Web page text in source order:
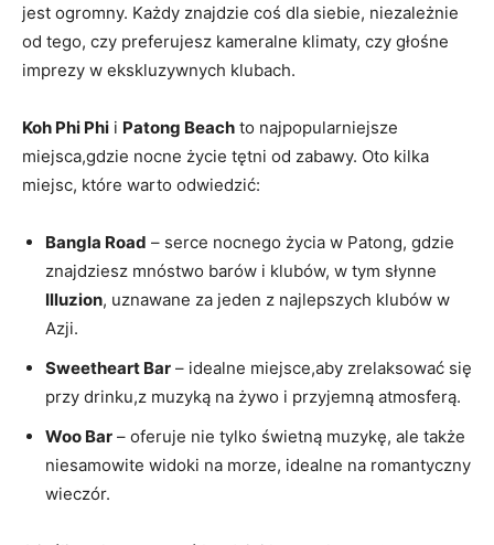
jest ogromny. Każdy‌ znajdzie coś dla ‌siebie, niezależnie
od tego, czy preferujesz kameralne klimaty, czy głośne
imprezy w ekskluzywnych klubach.
Koh⁣ Phi Phi i​ Patong Beach to najpopularniejsze
miejsca,gdzie nocne życie tętni od zabawy. Oto kilka
‍miejsc, które​ warto ⁢odwiedzić:
Bangla Road ⁤–‌ serce nocnego życia ‌w Patong, gdzie⁢
znajdziesz mnóstwo ⁢barów i klubów, w tym słynne
Illuzion, ⁣uznawane⁣ za jeden z najlepszych klubów w
Azji.
Sweetheart ⁣Bar –‌ idealne miejsce,aby zrelaksować się
przy drinku,z muzyką na żywo i​ przyjemną atmosferą.
Woo Bar – oferuje nie tylko świetną​ muzykę,⁣ ale‌ także⁣
niesamowite widoki na morze, idealne ‌na romantyczny
wieczór.